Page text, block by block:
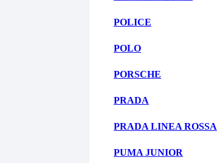
POLICE
POLO
PORSCHE
PRADA
PRADA LINEA ROSSA
PUMA JUNIOR